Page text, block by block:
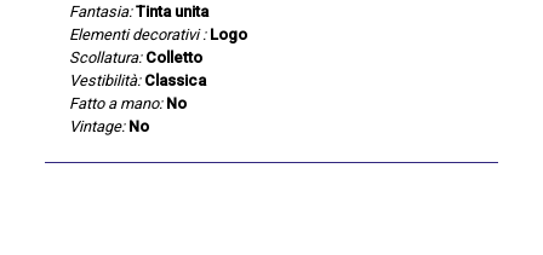
Fantasia: Tinta unita
Elementi decorativi : Logo
Scollatura: Colletto
Vestibilità: Classica
Fatto a mano: No
Vintage: No